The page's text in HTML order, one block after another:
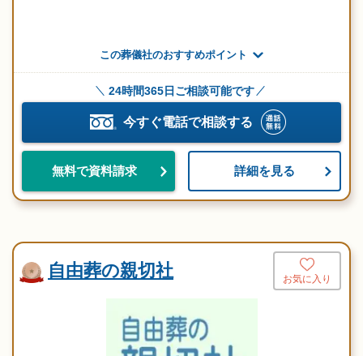
この葬儀社のおすすめポイント
24時間365日ご相談可能です
今すぐ電話で相談する
無料で資料請求 詳細を見る
自由葬の親切社 お気に入り